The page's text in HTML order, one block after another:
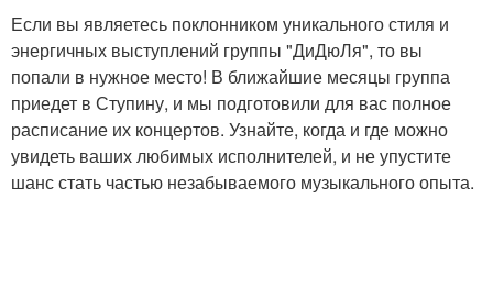
Если вы являетесь поклонником уникального стиля и
энергичных выступлений группы "ДиДюЛя", то вы
попали в нужное место! В ближайшие месяцы группа
приедет в Ступину, и мы подготовили для вас полное
расписание их концертов. Узнайте, когда и где можно
увидеть ваших любимых исполнителей, и не упустите
шанс стать частью незабываемого музыкального опыта.